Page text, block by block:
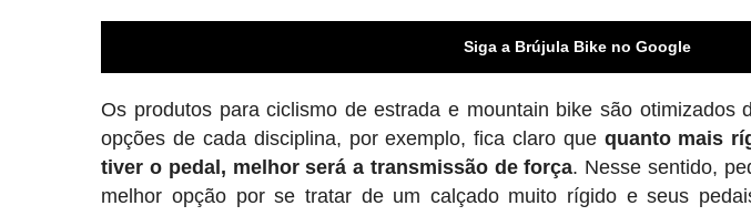
Siga a Brújula Bike no Google
Os produtos para ciclismo de estrada e mountain bike são otimizados
opções de cada disciplina, por exemplo, fica claro que quanto mais
tiver o pedal, melhor será a transmissão de força. Nesse sentido,
melhor opção por se tratar de um calçado muito rígido e seus